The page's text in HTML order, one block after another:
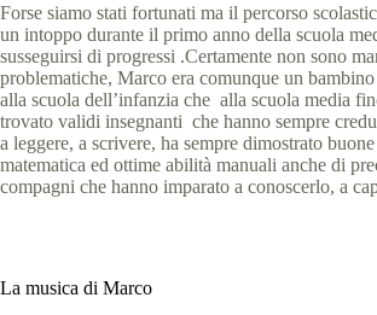
Forse siamo stati fortunati ma il percorso
un intoppo durante il primo anno della scuola
susseguirsi di progressi .Certamente non sono
problematiche, Marco era comunque un
alla scuola dell’infanzia che alla scuola media
trovato validi insegnanti che hanno sempre
a leggere, a scrivere, ha sempre dimostrato
matematica ed ottime abilità manuali anche di
compagni che hanno imparato a conoscerlo, a
La musica di Marco